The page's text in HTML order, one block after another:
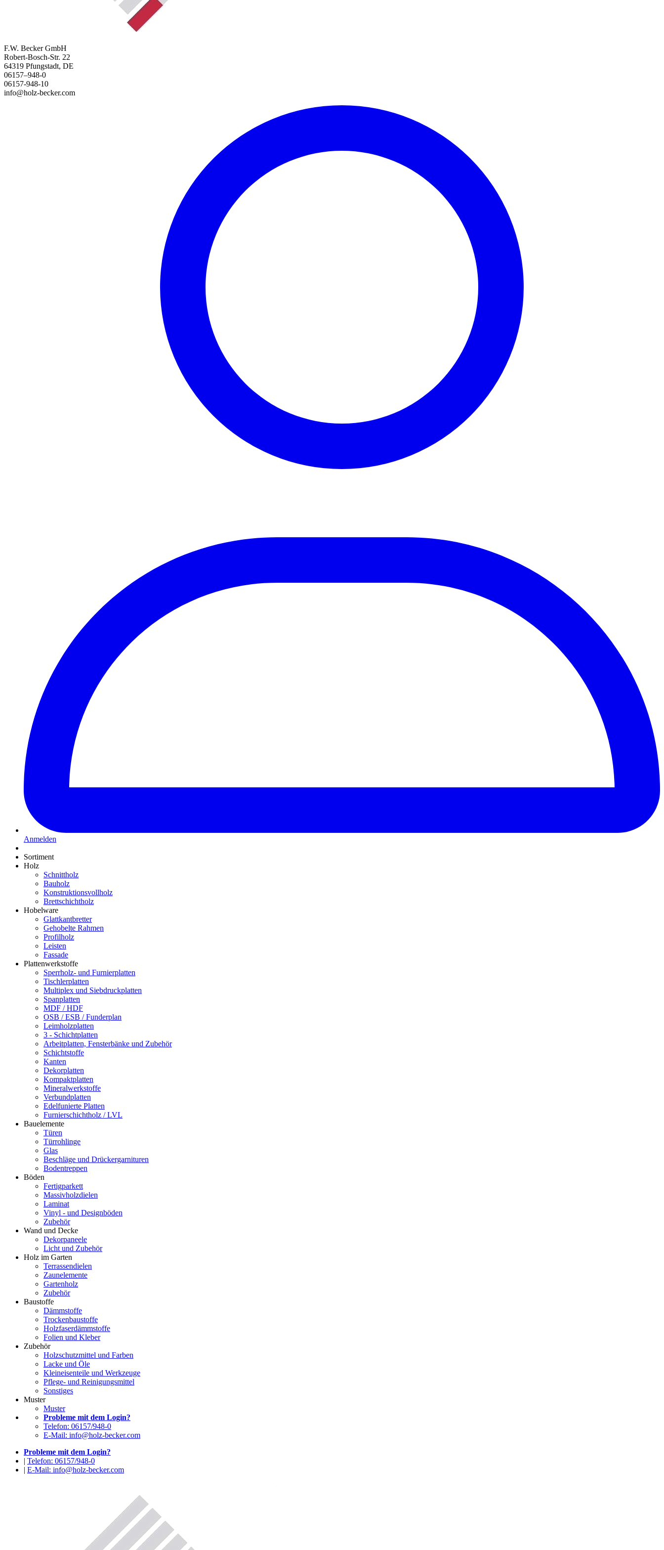
F.W. Becker GmbH
Robert-Bosch-Str. 22
64319 Pfungstadt, DE
06157–948-0
06157-948-10
info@holz-becker.com
Anmelden
Sortiment
Holz
Schnittholz
Bauholz
Konstruktionsvollholz
Brettschichtholz
Hobelware
Glattkantbretter
Gehobelte Rahmen
Profilholz
Leisten
Fassade
Plattenwerkstoffe
Sperrholz- und Furnierplatten
Tischlerplatten
Multiplex und Siebdruckplatten
Spanplatten
MDF / HDF
OSB / ESB / Funderplan
Leimholzplatten
3 - Schichtplatten
Arbeitplatten, Fensterbänke und Zubehör
Schichtstoffe
Kanten
Dekorplatten
Kompaktplatten
Mineralwerkstoffe
Verbundplatten
Edelfunierte Platten
Furnierschichtholz / LVL
Bauelemente
Türen
Türrohlinge
Glas
Beschläge und Drückergarnituren
Bodentreppen
Böden
Fertigparkett
Massivholzdielen
Laminat
Vinyl - und Designböden
Zubehör
Wand und Decke
Dekorpaneele
Licht und Zubehör
Holz im Garten
Terrassendielen
Zaunelemente
Gartenholz
Zubehör
Baustoffe
Dämmstoffe
Trockenbaustoffe
Holzfaserdämmstoffe
Folien und Kleber
Zubehör
Holzschutzmittel und Farben
Lacke und Öle
Kleineisenteile und Werkzeuge
Pflege- und Reinigungsmittel
Sonstiges
Muster
Muster
Probleme mit dem Login?
Telefon: 06157/948-0
E-Mail: info@holz-becker.com
Probleme mit dem Login?
| Telefon: 06157/948-0
| E-Mail: info@holz-becker.com